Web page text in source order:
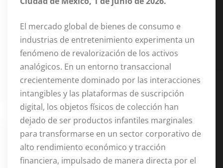
El mercado global de bienes de consumo e
industrias de entretenimiento experimenta un
fenómeno de revalorización de los activos
analógicos. En un entorno transaccional
crecientemente dominado por las interacciones
intangibles y las plataformas de suscripción
digital, los objetos físicos de colección han
dejado de ser productos infantiles marginales
para transformarse en un sector corporativo de
alto rendimiento económico y tracción
financiera, impulsado de manera directa por el